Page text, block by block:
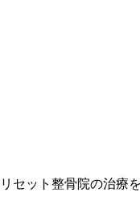
セット整骨院の治療